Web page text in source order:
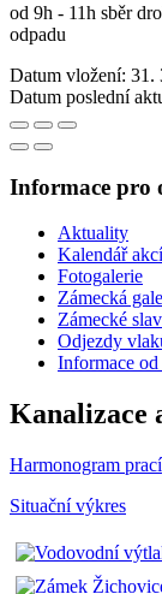
od 9h - 11h sběr
odpadu
Datum vložení: 31.
Datum poslední
Informace pro
Aktuality
Kalendář akcí
Fotogalerie
Zámecká
Zámecké
Odjezdy
Informace od
Kanalizace
Harmonogram prací
Situační výkres